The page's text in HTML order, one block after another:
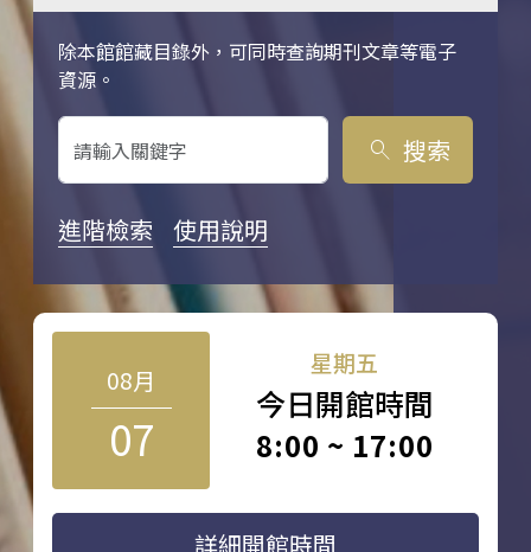
除本館館藏目錄外，可同時查詢期刊文章等電子
資源。
關鍵字搜尋
search 搜索
進階檢索 使用說明
08月
07
星期五
今日開館時間
8:00 ~ 17:00
詳細開館時間